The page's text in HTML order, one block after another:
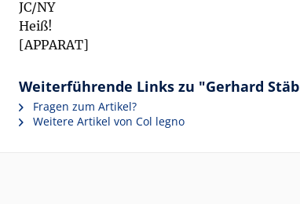
JC/NY
Heiß!
[APPARAT]
Weiterführende Links zu "Gerhard
Fragen zum Artikel?
Weitere Artikel von Col legno